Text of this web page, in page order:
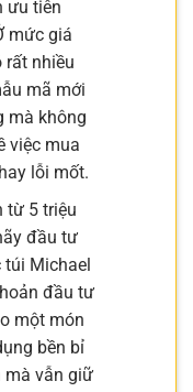
ưu tiên
mức giá
rất nhiều
mã mới
mà không
việc mua
lỗi mốt.
từ 5 triệu
đầu tư
Michael
đầu tư
một món
bền bỉ
mà vẫn giữ